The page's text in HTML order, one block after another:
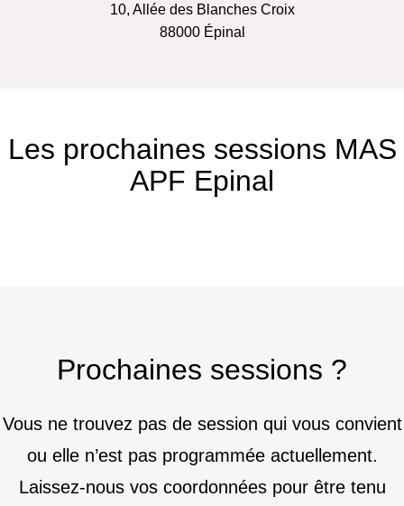
10, Allée des Blanches Croix
88000 Épinal
Les prochaines sessions MAS
APF Epinal
Prochaines sessions ?
Vous ne trouvez pas de session qui vous convient
ou elle n’est pas programmée actuellement.
Laissez-nous vos coordonnées pour être tenu